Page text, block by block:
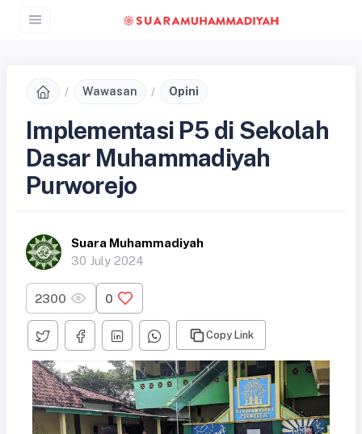
Wawasan Opini
Implementasi P5 di Sekolah
Dasar Muhammadiyah
Purworejo
Suara Muhammadiyah
30 July 2024
2300 0
Copy Link